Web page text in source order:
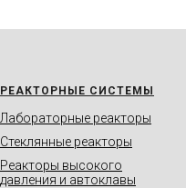
РЕАКТОРНЫЕ СИСТЕМЫ
Лабораторные реакторы
Стеклянные реакторы
Реакторы высокого
давления и автоклавы